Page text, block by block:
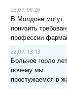
23.07, 08:20
В Молдове могут
понизить
профессии
22.07, 13:13
Больное горло
почему мы
простужаемся в